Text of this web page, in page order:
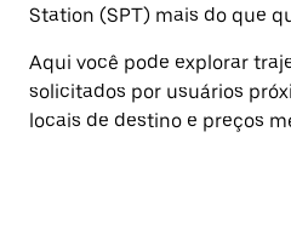
Station (SPT) mais do que
Aqui você pode explorar
solicitados por usuários
locais de destino e preços